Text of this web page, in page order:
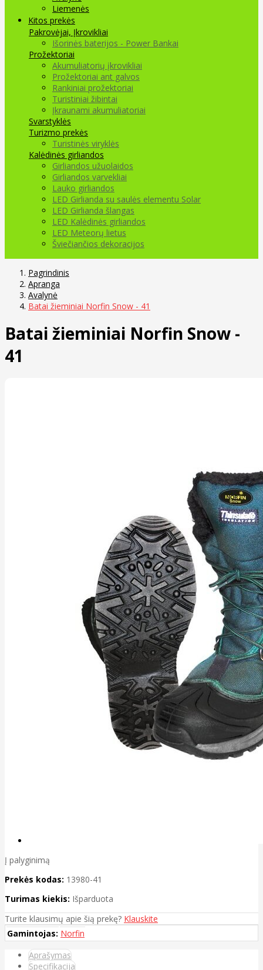
Liemenės
Kitos prekės
Pakrovėjai, Įkrovikliai
Išorinės baterijos - Power Bankai
Prožektoriai
Akumuliatorių įkrovikliai
Prožektoriai ant galvos
Rankiniai prožektoriai
Turistiniai žibintai
Įkraunami akumuliatoriai
Svarstyklės
Turizmo prekės
Turistinės viryklės
Kalėdinės girliandos
Girliandos užuolaidos
Girliandos varvekliai
Lauko girliandos
LED Girlianda su saulės elementu Solar
LED Girlianda šlangas
LED Kalėdinės girliandos
LED Meteorų lietus
Šviečiančios dekoracijos
Pagrindinis
Apranga
Avalynė
Batai žieminiai Norfin Snow - 41
Batai žieminiai Norfin Snow -
41
Į palyginimą
Prekės kodas: 13980-41
Turimas kiekis: Išparduota
Turite klausimų apie šią prekę? Klauskite
Gamintojas: Norfin
Aprašymas
Specifikacija